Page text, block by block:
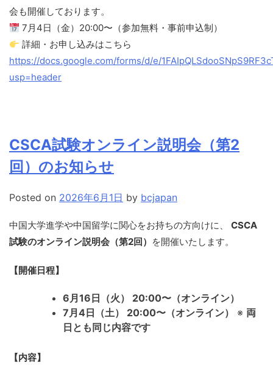
会も開催しております。
7月4日（金）20:00〜（参加無料・事前申込制）
詳細・お申し込みはこちら
https://docs.google.com/forms/d/e/
usp=header
CSCA試験オンライン説明会（第2
回）のお知らせ
Posted on 2026年6月1日 by bcjapan
中国大学進学や中国留学に関心をお持ちの方向けに、 CSCA
試験のオンライン説明会（第2回） を開催いたします。
【開催日程】
6月16日（火） 20:00〜（オンライン）
7月4日（土） 20:00〜（オンライン）
※ 両
日とも同じ内容です
【内容】